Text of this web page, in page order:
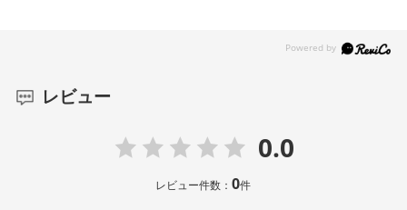
レビュー
0.0
レビュー件数：0件